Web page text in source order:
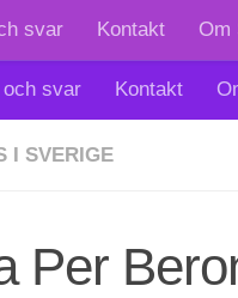
svar Kontakt Om
och svar Kontakt
I SVERIGE
Per